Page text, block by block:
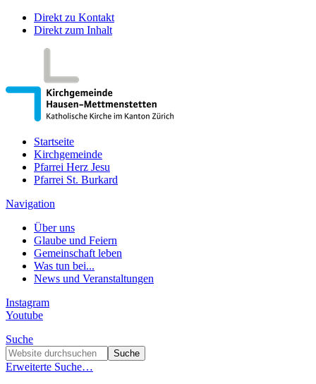
Direkt zu Kontakt
Direkt zum Inhalt
Startseite
Kirchgemeinde
Pfarrei Herz Jesu
Pfarrei St. Burkard
Navigation
Über uns
Glaube und Feiern
Gemeinschaft leben
Was tun bei...
News und Veranstaltungen
Instagram
Youtube
Suche
Erweiterte Suche…